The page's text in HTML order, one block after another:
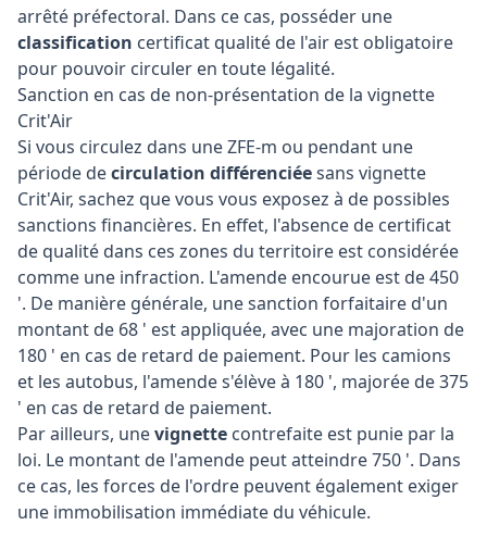
arrêté préfectoral. Dans ce cas, posséder une
classification certificat qualité de l'air est obligatoire
pour pouvoir circuler en toute légalité.
Sanction en cas de non-présentation de la vignette
Crit'Air
Si vous circulez dans une ZFE-m ou pendant une
période decirculation différenciéesans vignette
Crit'Air, sachez que vous vous exposez à de possibles
sanctions financières. En effet, l'absence de certificat
de qualité dans ces zones du territoire est considérée
comme une infraction. L'amende encourue est de 450
'. De manière générale, une sanction forfaitaire d'un
montant de 68 ' est appliquée, avec une majoration de
180 ' en cas de retard de paiement. Pour les camions
et les autobus, l'amende s'élève à 180 ', majorée de 375
' en cas de retard de paiement.
Par ailleurs, unevignette contrefaite est punie par la
loi. Le montant de l'amende peut atteindre 750 '. Dans
ce cas, les forces de l'ordre peuvent également exiger
une immobilisation immédiate du véhicule.